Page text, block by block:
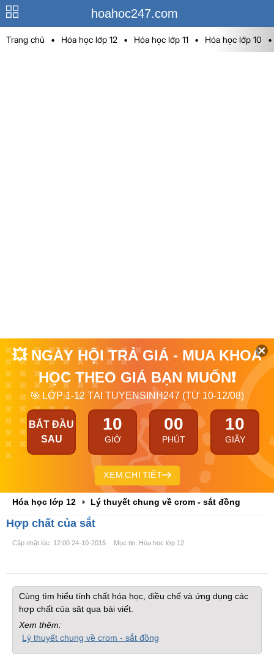
hoahoc247.com
Trang chủ • Hóa học lớp 12 • Hóa học lớp 11 • Hóa học lớp 10 •
💥 NGÀY HỘI TRẢ GIÁ - MUA KHOÁ
HỌC THEO GIÁ BẠN MUỐN❗
🎯 LỚP 1-12 TẠI TUYENSINH247 (TỪ 10-12/08)
BẮT ĐẦU
SAU
10
GIỜ
00
PHÚT
10
GIÂY
XEM CHI TIẾT
Hóa học lớp 12 Lý thuyết chung về crom - sắt đồng
Hợp chất của sắt
Cập nhật lúc: 12:00 24-10-2015 Mục tin: Hóa học lớp 12
Cùng tìm hiểu tính chất hóa học, điều chế và ứng dụng các
hợp chất của săt qua bài viết.
Xem thêm:
Lý thuyết chung về crom - sắt đồng